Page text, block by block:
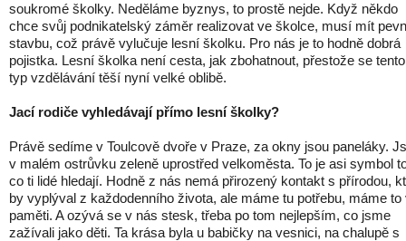
soukromé školky. Neděláme byznys, to prostě nejde. Když někdo
chce svůj podnikatelský záměr realizovat ve školce, musí mít
stavbu, což právě vylučuje lesní školku. Pro nás je to hodně dobrá
pojistka. Lesní školka není cesta, jak zbohatnout, přestože se tento
typ vzdělávání těší nyní velké oblibě.
Jací rodiče vyhledávají přímo lesní školky?
Právě sedíme v Toulcově dvoře v Praze, za okny jsou paneláky.
v malém ostrůvku zeleně uprostřed velkoměsta. To je asi symbol
co ti lidé hledají. Hodně z nás nemá přirozený kontakt s přírodou,
by vyplýval z každodenního života, ale máme tu potřebu, máme to
paměti. A ozývá se v nás stesk, třeba po tom nejlepším, co jsme
zažívali jako děti. Ta krása byla u babičky na vesnici, na chalupě s